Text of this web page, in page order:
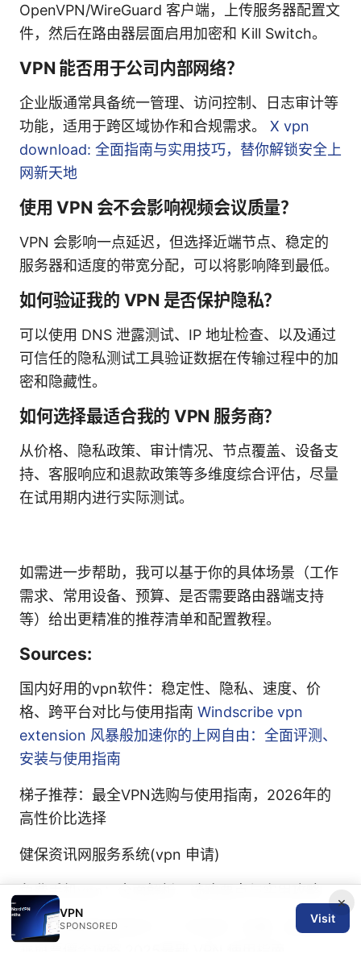
OpenVPN/WireGuard 客户端，上传服务器配置文
件，然后在路由器层面启用加密和 Kill Switch。
VPN 能否用于公司内部网络？
企业版通常具备统一管理、访问控制、日志审计等
功能，适用于跨区域协作和合规需求。 X vpn
download: 全面指南与实用技巧，替你解锁安全上
网新天地
使用 VPN 会不会影响视频会议质量？
VPN 会影响一点延迟，但选择近端节点、稳定的
服务器和适度的带宽分配，可以将影响降到最低。
如何验证我的 VPN 是否保护隐私？
可以使用 DNS 泄露测试、IP 地址检查、以及通过
可信任的隐私测试工具验证数据在传输过程中的加
密和隐藏性。
如何选择最适合我的 VPN 服务商？
从价格、隐私政策、审计情况、节点覆盖、设备支
持、客服响应和退款政策等多维度综合评估，尽量
在试用期内进行实际测试。
如需进一步帮助，我可以基于你的具体场景（工作
需求、常用设备、预算、是否需要路由器端支持
等）给出更精准的推荐清单和配置教程。
Sources:
国内好用的vpn软件：稳定性、隐私、速度、价
格、跨平台对比与使用指南 Windscribe vpn
extension 风暴般加速你的上网自由：全面评测、
安装与使用指南
梯子推荐：最全VPN选购与使用指南，2026年的
高性价比选择
健保资讯网服务系统(vpn 申请)
免费手机vpn：全面解析、选购要点与实用攻略
火車票價查詢 悠遊卡：一卡搞定！台鐵、高鐵搭
×
VPN
SPONSORED
Visit